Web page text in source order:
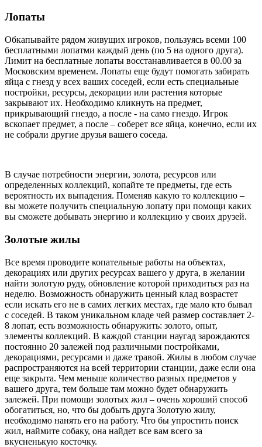
Лопаты
Обкапывайте рядом живущих игроков, пользуясь всеми 100
бесплатными лопатми каждый день (по 5 на одного друга).
Лимит на бесплатные лопаты восстанавливается в 00.00 за
Московским временем. Лопаты еще будут помогать забирать
яйца с гнезд у всех ваших соседей, если есть специальные
постройки, ресурсы, декорации или растения которые
закрывают их. Необходимо кликнуть на предмет,
прикрывающий гнездо, а после - на само гнездо. Игрок
вскопает предмет, а после – соберет все яйца, конечно, если их
не собрали другие друзья вашего соседа.
В случае потребности энергии, золота, ресурсов или
определенных коллекций, копайте те предметы, где есть
вероятность их выпадения. Поменяв какую то коллекцию –
вы можете получить специальную лопату при помощи каких
вы сможете добывать энергию и коллекцию у своих друзей.
Золотые жилы
Все время проводите копательные работы на объектах,
декорациях или других ресурсах вашего у друга, в желании
найти золотую руду, обновление которой приходиться раз на
неделю. Возможность обнаружить ценный клад возрастет
если искать его не в самих легких местах, где мало кто бывал
с соседей. В таком уникальном кладе чей размер составляет 2-
8 лопат, есть возможность обнаружить: золото, опыт,
элементы коллекций. В каждой станции наугад зарождаются
постоянно 20 залежей под различными постройками,
декорациями, ресурсами и даже травой. Жилы в любом случае
распространяются на всей территории станции, даже если она
еще закрыта. Чем меньше количество разных предметов у
вашего друга, тем больше там можно будет обнаружить
залежей. При помощи золотых жил – очень хороший способ
обогатиться, но, что бы добыть друга Золотую жилу,
необходимо нанять его на работу. Что бы упростить поиск
жил, наймите собаку, она найдет все вам всего за
вкусненькую косточку.